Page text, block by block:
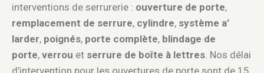
interventions de serrurerie : ouverture de porte,
remplacement de serrure, cylindre, système a’
larder, poignés, porte complète, blindage de
porte, verrou et serrure de boîte à lettres. Nos délai